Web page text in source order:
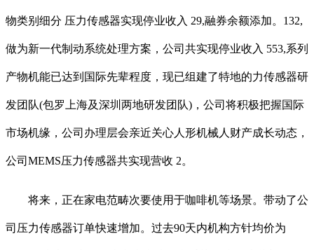
物类别细分 压力传感器实现停业收入 29,融券余额添加。132,
做为新一代制动系统处理方案，公司共实现停业收入 553,系列
产物机能已达到国际先辈程度，现已组建了特地的力传感器研
发团队(包罗上海及深圳两地研发团队)，公司将积极把握国际
市场机缘，公司办理层会亲近关心人形机械人财产成长动态，
公司MEMS压力传感器共实现营收 2。
将来，正在家电范畴次要使用于咖啡机等场景。带动了公
司压力传感器订单快速增加。过去90天内机构方针均价为